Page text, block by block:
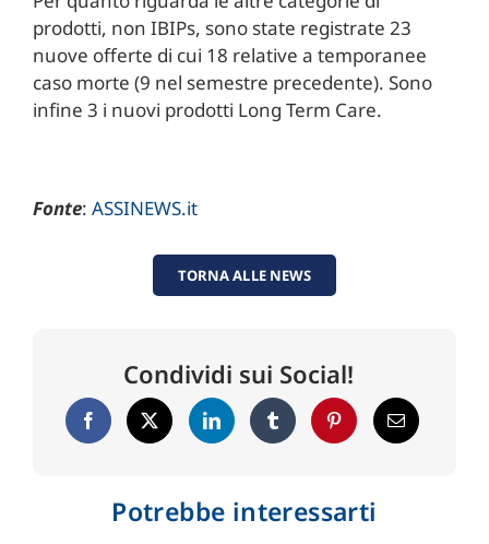
prodotti, non IBIPs, sono state registrate 23
nuove offerte di cui 18 relative a temporanee
caso morte (9 nel semestre precedente). Sono
infine 3 i nuovi prodotti Long Term Care.
Fonte: ASSINEWS.it
TORNA ALLE NEWS
Condividi sui Social!
Potrebbe interessarti